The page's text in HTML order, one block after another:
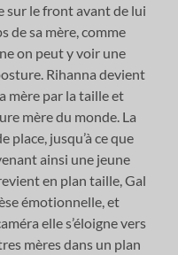
sur le front avant de lui
de sa mère, comme
on peut y voir une
Rihanna devient
mère par la taille et
mère du monde. La
place, jusqu’à ce que
ainsi une jeune
en plan taille, Gal
émotionnelle, et
elle s’éloigne vers
mères dans un plan